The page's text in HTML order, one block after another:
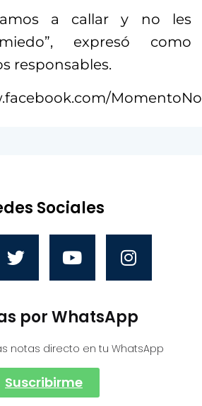
a callar y no les
expresó como
responsables.
Sociales
por WhatsApp
notas directo en tu WhatsApp
Suscribirme